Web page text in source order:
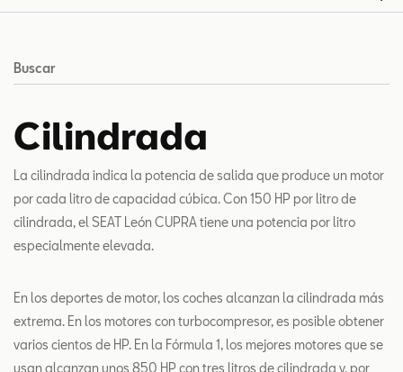
Buscar
Cilindrada
La cilindrada indica la potencia de salida que produce un motor
por cada litro de capacidad cúbica. Con 150 HP por litro de
cilindrada, el SEAT León CUPRA tiene una potencia por litro
especialmente elevada.
En los deportes de motor, los coches alcanzan la cilindrada más
extrema. En los motores con turbocompresor, es posible obtener
varios cientos de HP. En la Fórmula 1, los mejores motores que se
usan alcanzan unos 850 HP con tres litros de cilindrada y, por